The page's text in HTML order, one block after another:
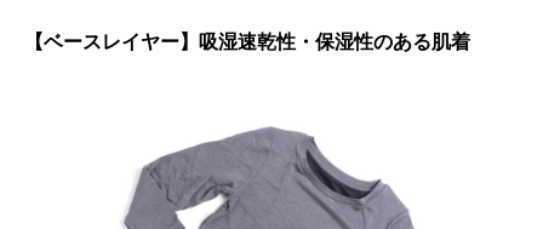
【ベースレイヤー】吸湿速乾性・保湿性のある肌着